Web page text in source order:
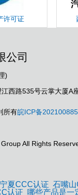
许可证
公司
)
路535号云掌大厦A
所有皖ICP备
All Rights
宁夏CCC认证 石嘴
认证 哪些产品是一